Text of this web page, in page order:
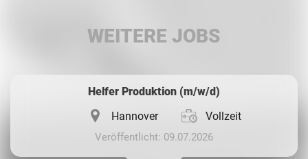
WEITERE JOBS
Helfer Produktion (m/w/d)
Hannover
Vollzeit
Veröffentlicht: 09.07.2026